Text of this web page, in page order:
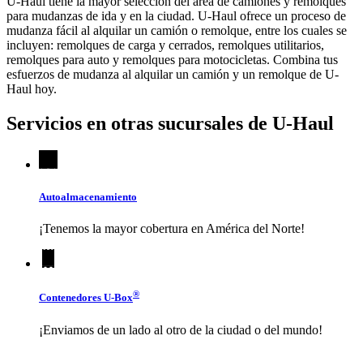
para mudanzas de ida y en la ciudad. U-Haul ofrece un proceso de
mudanza fácil al alquilar un camión o remolque, entre los cuales se
incluyen: remolques de carga y cerrados, remolques utilitarios,
remolques para auto y remolques para motocicletas. Combina tus
esfuerzos de mudanza al alquilar un camión y un remolque de U-
Haul hoy.
Servicios en otras sucursales de U-Haul
Autoalmacenamiento
¡Tenemos la mayor cobertura en América del Norte!
Contenedores U-Box®
¡Enviamos de un lado al otro de la ciudad o del mundo!